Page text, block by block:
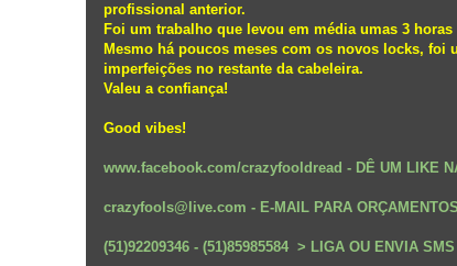
profissional anterior.
Foi um trabalho que levou em média umas 3
Mesmo há poucos meses com os novos locks, foi
imperfeições no restante da cabeleira.
Valeu a confiança!
Good vibes!
www.facebook.com/crazyfooldread - DÊ UM LIKE
crazyfools@live.com - E-MAIL PARA ORÇAMENTOS
(51)92209346 - (51)85985584 > LIGA OU ENVIA SMS